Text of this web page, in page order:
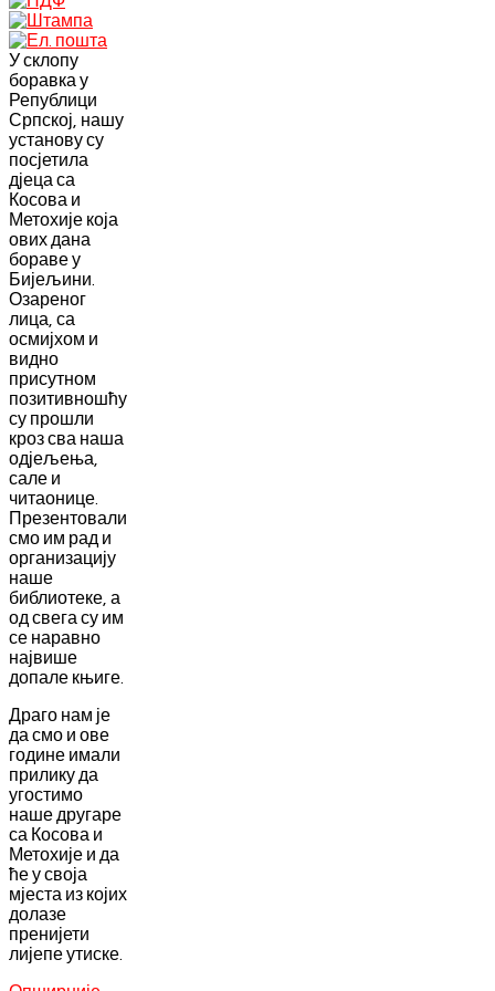
У склопу
боравка у
Републици
Српској, нашу
установу су
посјетила
дјеца са
Косова и
Метохије која
ових дана
бораве у
Бијељини.
Озареног
лица, са
осмијхом и
видно
присутном
позитивношћу
су прошли
кроз сва наша
одјељења,
сале и
читаонице.
Презентовали
смо им рад и
организацију
наше
библиотеке, а
од свега су им
се наравно
највише
допале књиге.
Драго нам је
да смо и ове
године имали
прилику да
угостимо
наше другаре
са Косова и
Метохије и да
ће у своја
мјеста из којих
долазе
пренијети
лијепе утиске.